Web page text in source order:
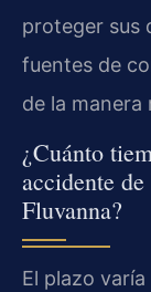
proteger sus
fuentes de
de la manera
¿Cuánto
accidente
Fluvanna?
El plazo